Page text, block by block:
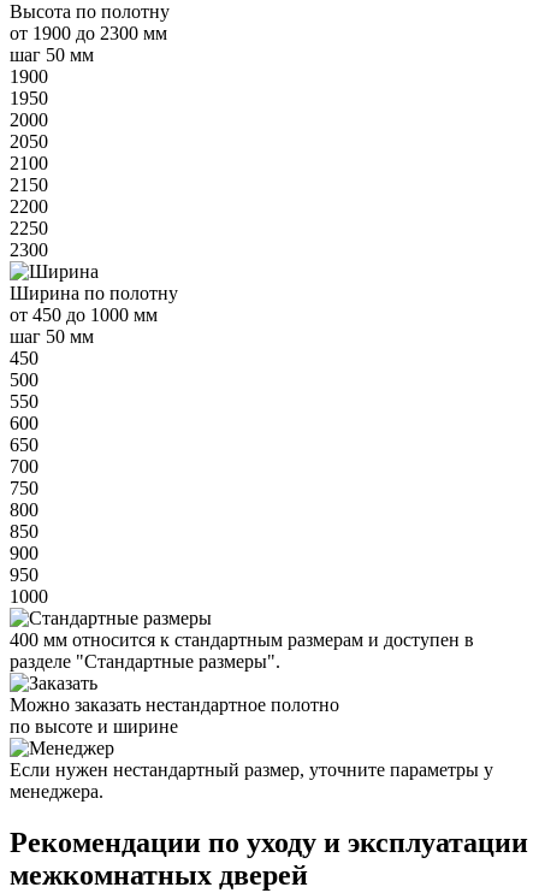
Высота по полотну
от 1900 до 2300 мм
шаг 50 мм
1900
1950
2000
2050
2100
2150
2200
2250
2300
Ширина по полотну
от 450 до 1000 мм
шаг 50 мм
450
500
550
600
650
700
750
800
850
900
950
1000
400 мм относится к стандартным размерам и доступен в
разделе "Стандартные размеры".
Можно заказать нестандартное полотно
по высоте и ширине
Если нужен нестандартный размер, уточните параметры у
менеджера.
Рекомендации по уходу и эксплуатации
межкомнатных дверей